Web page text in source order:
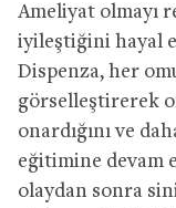
Ameliyat olmayı
iyileştiğini hayal
Dispenza, her
görselleştirerek
onardığını ve
eğitimine devam
olaydan sonra